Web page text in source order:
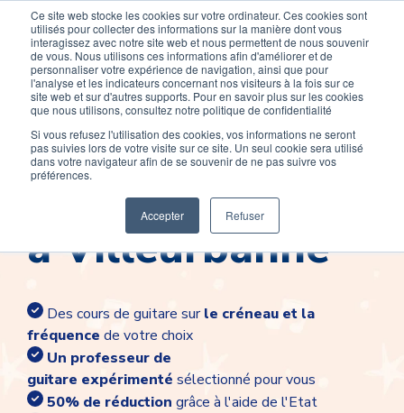
Ce site web stocke les cookies sur votre ordinateur. Ces cookies sont
utilisés pour collecter des informations sur la manière dont vous
interagissez avec notre site web et nous permettent de nous souvenir
de vous. Nous utilisons ces informations afin d'améliorer et de
personnaliser votre expérience de navigation, ainsi que pour
l'analyse et les indicateurs concernant nos visiteurs à la fois sur ce
site web et sur d'autres supports. Pour en savoir plus sur les cookies
que nous utilisons, consultez notre politique de confidentialité
Si vous refusez l'utilisation des cookies, vos informations ne seront
pas suivies lors de votre visite sur ce site. Un seul cookie sera utilisé
dans votre navigateur afin de se souvenir de ne pas suivre vos
préférences.
Accepter Refuser
Devenir élève Devenir Prof
Cours de guitare
à Villeurbanne
Des cours de guitare surle créneau et la
fréquence de votre choix
Un professeur de
guitare expérimenté sélectionné pour vous
50% de réduction grâce à l'aide de l'Etat